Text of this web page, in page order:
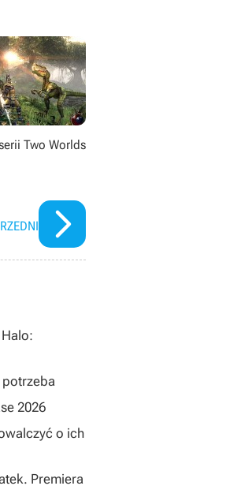
Two Worlds
potrzeba
2026
o ich
Premiera